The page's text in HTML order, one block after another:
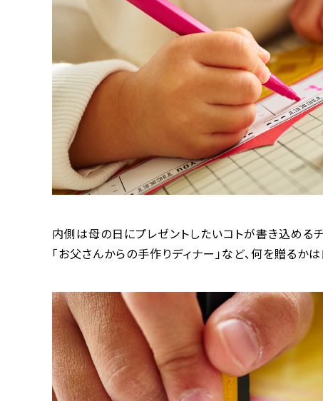
内側は母の日にプレゼントしたいコトが書き込めるチ
「お父さんからの手作りディナー」など、何を贈るかは